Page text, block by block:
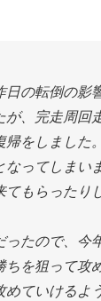
日の転倒の影
が、完走周回
帰をしました
ってしまい
てもらったり
ったので、今
を狙って攻
めていけるよ